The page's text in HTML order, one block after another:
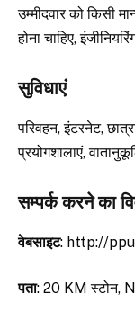
उम्मीदवार को किसी
होना चाहिए,
सुविधाएं
परिवहन, इंटरनेट,
प्रयोगशालाएं,
सम्पर्क करने का
वेबसाइट: http://
पता: 20 KM स्टोन,